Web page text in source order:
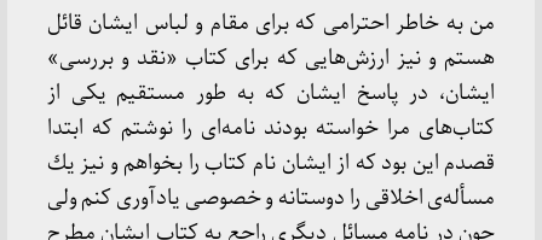
من به خاطر احترامی كه برای مقام و لباس ایشان قائل
هستم و نیز ارزش‌هایی كه برای كتاب «نقد و بررسی»
ایشان، در پاسخ ایشان كه به طور مستقیم یكی از
كتاب‌های مرا خواسته بودند نامه‌ای را نوشتم كه ابتدا
قصدم این بود كه از ایشان نام كتاب را بخواهم و نیز یك
مسأله‌ی اخلاقی را دوستانه و خصوصی یادآوری كنم ولی